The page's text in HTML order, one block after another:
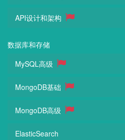
API设计和架构
数据库和存储
MySQL高级
MongoDB基础
MongoDB高级
ElasticSearch